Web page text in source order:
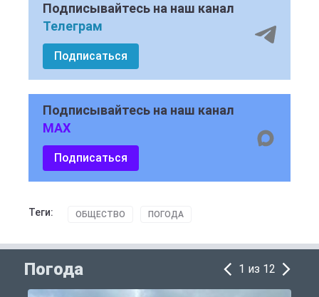
Подписывайтесь на наш канал
Телеграм
Подписаться
Подписывайтесь на наш канал
MAX
Подписаться
Теги: ОБЩЕСТВО ПОГОДА
Погода 1 из 12